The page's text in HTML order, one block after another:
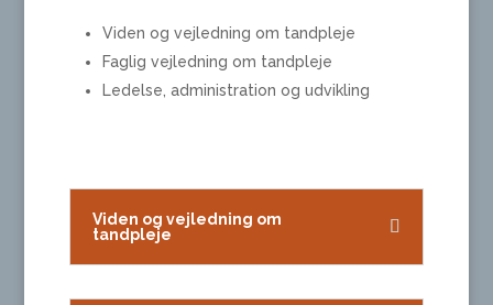
Viden og vejledning om tandpleje
Faglig vejledning om tandpleje
Ledelse, administration og udvikling
Viden og vejledning om
tandpleje